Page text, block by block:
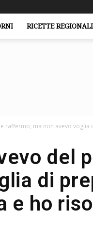
RICETTE REGIONALI
raffermo, ma non avevo
del
di
e ho